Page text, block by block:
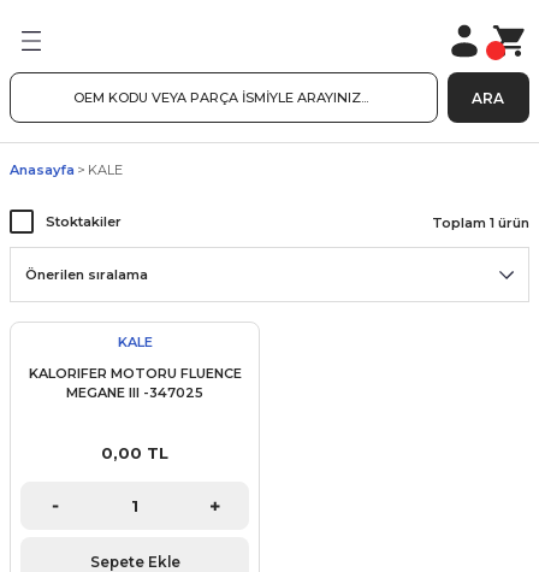
ARA
Anasayfa KALE
Stoktakiler Toplam 1 ürün
KALE
KALORIFER MOTORU FLUENCE
MEGANE III -347025
0,00 TL
Sepete Ekle